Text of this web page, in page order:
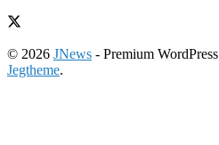
© 2026 JNews - Premium
Jegtheme.